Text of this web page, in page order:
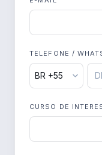
TELEFONE /
CURSO DE